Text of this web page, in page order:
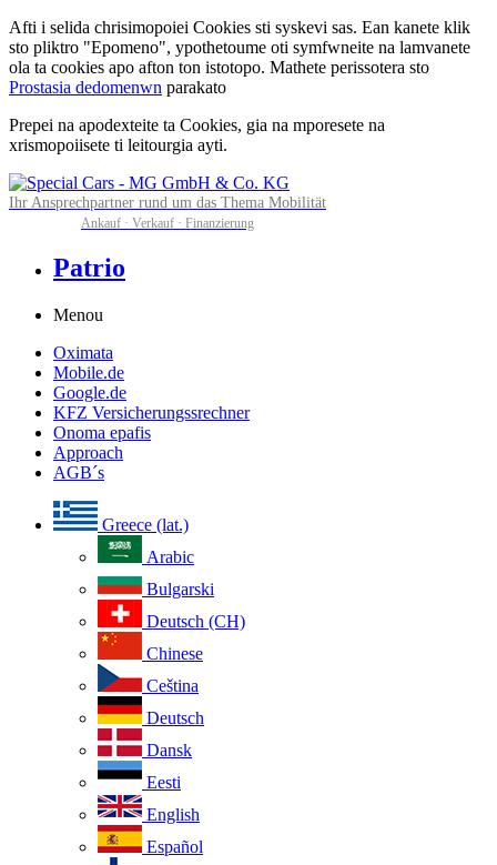
Afti i selida chrisimopoiei Cookies sti syskevi sas. Ean kanete klik
sto pliktro "Epomeno", ypothetoume oti symfwneite na lamvanete
ola ta cookies apo afton ton istotopo. Mathete perissotera sto
Prostasia dedomenwn parakato
Prepei na apodexteite ta Cookies, gia na mporesete na
xrismopoiisete ti leitourgia ayti.
Ihr Ansprechpartner rund um das Thema Mobilität
Ankauf · Verkauf · Finanzierung
Patrio
Menou
Oximata
Mobile.de
Google.de
KFZ Versicherungssrechner
Onoma epafis
Approach
AGB´s
Greece (lat.)
Arabic
Bulgarski
Deutsch (CH)
Chinese
Ceština
Deutsch
Dansk
Eesti
English
Español